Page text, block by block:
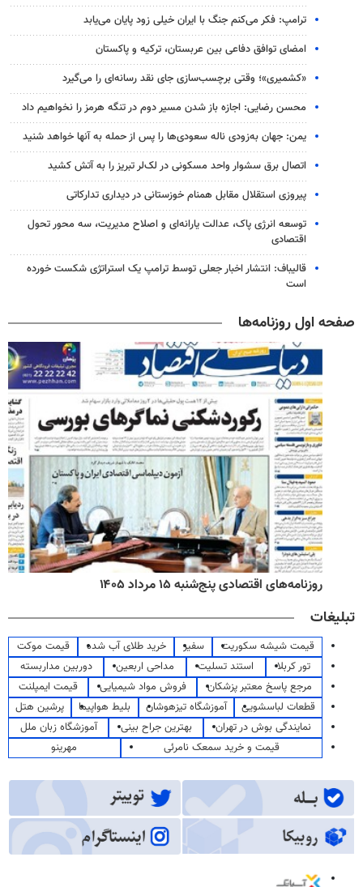
ترامپ: فکر می‌کنم جنگ با ایران خیلی زود پایان می‌یابد
امضای توافق دفاعی بین عربستان، ترکیه و پاکستان
«کشمیری»؛ وقتی برچسب‌سازی جای نقد رسانه‌ای را می‌گیرد
محسن رضایی: اجازه باز شدن مسیر دوم در تنگه هرمز را نخواهیم داد
یمن: جهان به‌زودی ناله سعودی‌ها را پس از حمله به آنها خواهد شنید
اتصال برق سشوار واحد مسکونی در لک‌لر تبریز را به آتش کشید
پیروزی استقلال مقابل همنام خوزستانی در دیداری تدارکاتی
توسعه انرژی پاک، عدالت یارانه‌ای و اصلاح مدیریت، سه محور تحول
اقتصادی
قالیباف: انتشار اخبار جعلی توسط ترامپ یک استراتژی شکست خورده
است
صفحه اول روزنامه‌ها
روزنامه‌های اقتصادی پنج‌شنبه ۱۵ مرداد ۱۴۰۵
تبلیغات
قیمت شیشه سکوریت سفیر خرید طلای آب شده
قیمت موکت
تور کربلا
استند تسلیت مداحی اربعین
دوربین مداربسته
مرجع پاسخ معتبر پزشکان
فروش مواد شیمیایی
قیمت ایمپلنت
قطعات لباسشویی
آموزشگاه تیزهوشان بلیط هواپیما
پرشین هتل
نمایندگی بوش در تهران
بهترین جراح بینی
آموزشگاه زبان ملل
قیمت و خرید سمعک نامرئی
مهرینو